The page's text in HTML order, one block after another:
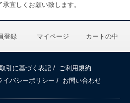
宜しくお願い致します。
登録 マイページ カートの中
引に基づく表記 /
ご利用規約
イバシーポリシー / お問い合わせ